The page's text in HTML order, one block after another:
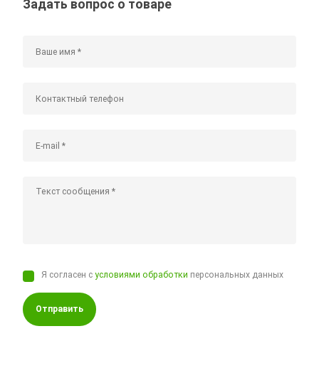
Задать вопрос о товаре
Я согласен сусловиями обработки персональных данных
Отправить